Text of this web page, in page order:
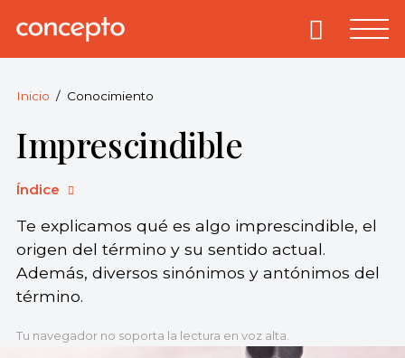
Concepto.
derechos
reservados.
Primary
Inicio Conocimiento
Imprescindible
Índice
Te explicamos qué es algo imprescindible, el
origen del término y su sentido actual.
Además, diversos sinónimos y antónimos del
término.
Tu navegador no soporta la lectura en voz alta.